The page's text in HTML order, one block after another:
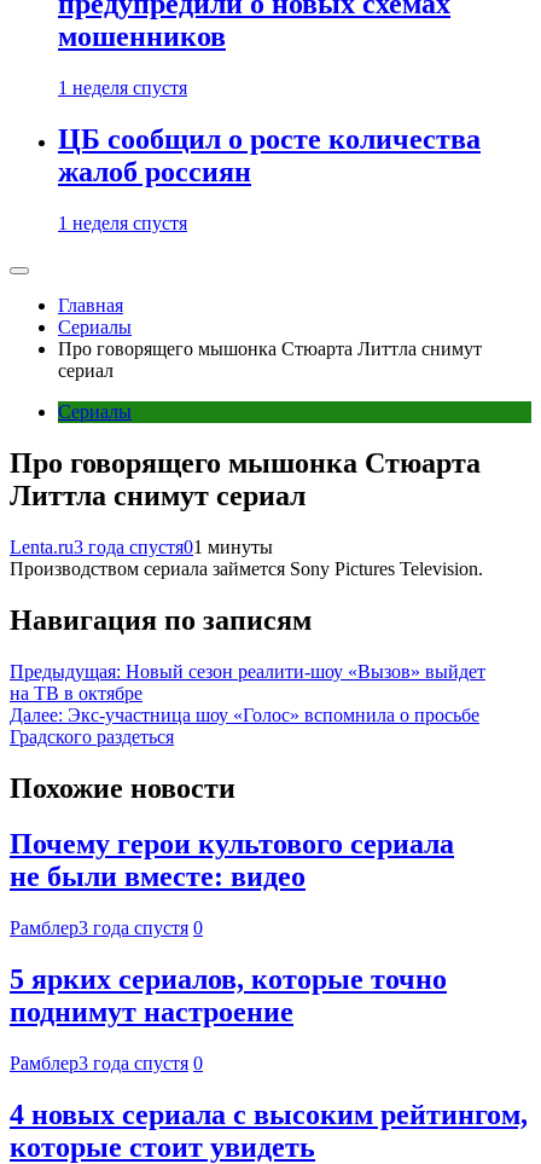
мошенников
1 неделя спустя
ЦБ сообщил о росте количества
жалоб россиян
1 неделя спустя
Главная
Сериалы
Про говорящего мышонка Стюарта Литтла снимут
сериал
Сериалы
Про говорящего мышонка Стюарта
Литтла снимут сериал
Lenta.ru3 года спустя01 минуты
Производством сериала займется Sony Pictures Television.
Навигация по записям
Предыдущая: Новый сезон реалити-шоу «Вызов» выйдет
на ТВ в октябре
Далее: Экс-участница шоу «Голос» вспомнила о просьбе
Градского раздеться
Похожие новости
Почему герои культового сериала
не были вместе: видео
Рамблер3 года спустя 0
5 ярких сериалов, которые точно
поднимут настроение
Рамблер3 года спустя 0
4 новых сериала с высоким рейтингом,
которые стоит увидеть